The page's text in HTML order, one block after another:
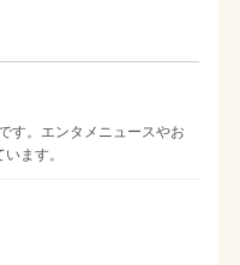
す。エンタメニュースやお
ます。